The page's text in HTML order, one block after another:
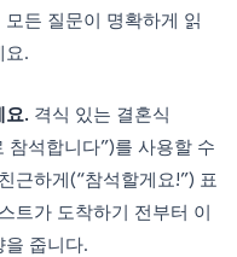
든 질문이 명확하게 읽
요.
요. 격식 있는 결혼식
참석합니다”)를 사용할 수
근하게(“참석할게요!”) 표
트가 도착하기 전부터 이
을 줍니다.